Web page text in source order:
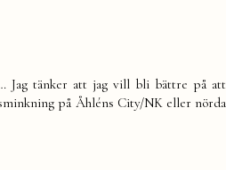
Jag tänker att jag vill bli bättre på att
på Åhléns City/NK eller nörda